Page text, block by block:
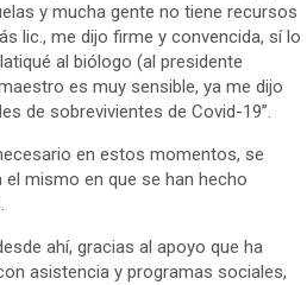
y mucha gente no tiene recursos
lic., me dijo firme y convencida, sí lo
al biólogo (al presidente
es muy sensible, ya me dijo
de sobrevivientes de Covid-19”.
en estos momentos, se
mismo en que se han hecho
ahí, gracias al apoyo que ha
asistencia y programas sociales,